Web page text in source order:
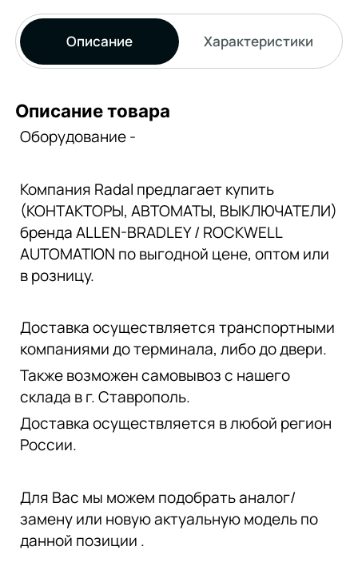
Описание Характеристики
Описание товара
Оборудование -
Компания Radal предлагает купить
(КОНТАКТОРЫ, АВТОМАТЫ, ВЫКЛЮЧАТЕЛИ)
бренда ALLEN-BRADLEY / ROCKWELL
AUTOMATION по выгодной цене, оптом или
в розницу.
Доставка осуществляется транспортными
компаниями до терминала, либо до двери.
Также возможен самовывоз с нашего
склада в г. Ставрополь.
Доставка осуществляется в любой регион
России.
Для Вас мы можем подобрать аналог/
замену или новую актуальную модель по
данной позиции .